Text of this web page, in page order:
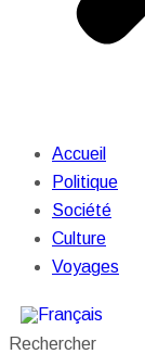
Accueil
Politique
Société
Culture
Voyages
Rechercher